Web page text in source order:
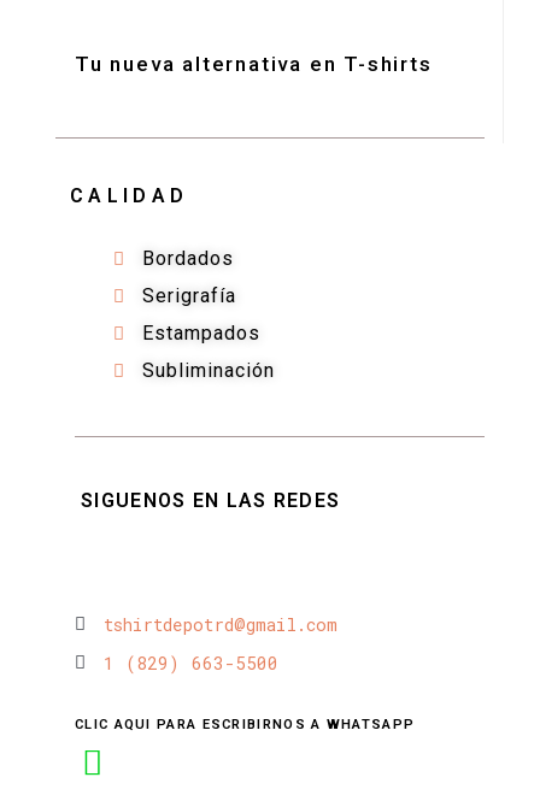
Tu nueva alternativa en T-shirts
CALIDAD
Bordados
Serigrafía
Estampados
Subliminación
SIGUENOS EN LAS REDES
tshirtdepotrd@gmail.com
1 (829) 663-5500
CLIC AQUI PARA ESCRIBIRNOS A WHATSAPP